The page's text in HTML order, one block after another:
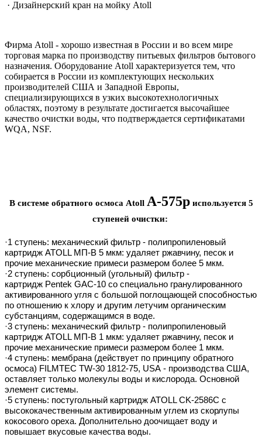
· Дизайнерский кран на мойку Atoll
Фирма Atoll - хорошо известная в России и во всем мире
торговая марка по производству питьевых фильтров бытового
назначения. Оборудование Atoll характеризуется тем, что
собирается в России из комплектующих нескольких
производителей США и Западной Европы,
специализирующихся в узких высокотехнологичных
областях, поэтому в результате достигается высочайшее
качество очистки воды, что подтверждается сертификатами
WQA, NSF.
В системе обратного осмоса Atoll A-575pиспользуется 5
ступеней очистки:
·1 ступень: механический фильтр - полипропиленовый
картридж ATOLL MП-В 5 мкм: удаляет ржавчину, песок и
прочие механические примеси размером более 5 мкм.
·2 ступень: сорбционный (угольный) фильтр -
картридж Pentek GAC-10 со специально гранулированного
активированного угля с большой поглощающей способностью
по отношению к хлору и другим летучим органическим
субстанциям, содержащимся в воде.
·3 ступень: механический фильтр - полипропиленовый
картридж ATOLL MП-В 1 мкм: удаляет ржавчину, песок и
прочие механические примеси размером более 1 мкм.
·4 ступень: мембрана (действует по принципу обратного
осмоса) FILMTEC TW-30 1812-75, USA - производства США,
оставляет только молекулы воды и кислорода. Основной
элемент системы.
·5 ступень: постугольный картридж ATOLL CK-2586C с
высококачественным активированным углем из скорлупы
кокосового ореха. Дополнительно доочищает воду и
повышает вкусовые качества воды.